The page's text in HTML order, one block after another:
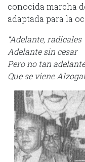
conocida marcha
adaptada para la
“Adelante, radicales
Adelante sin cesar
Pero no tan adelante
Que se viene